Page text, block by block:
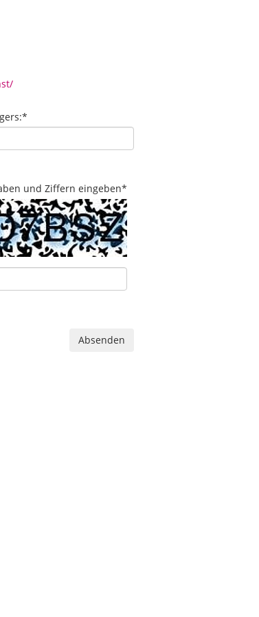
*
und Ziffern eingeben*
Absenden